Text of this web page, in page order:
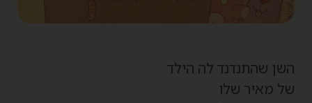
שהתנדנד לה הילד
מאיר שלו